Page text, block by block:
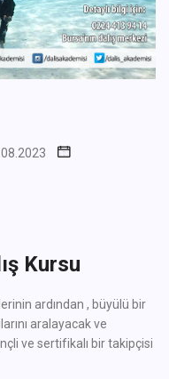
Kursu
ardından , büyülü bir
aralayacak ve
ve sertifikalı bir takipçisi